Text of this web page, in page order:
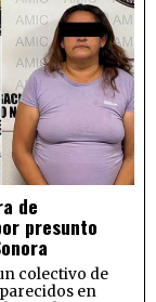
de
presunto
colectivo de
en